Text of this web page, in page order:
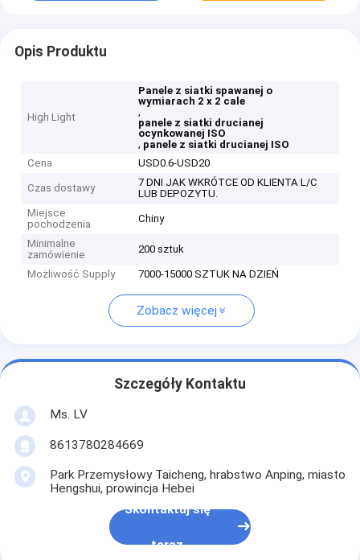
Opis Produktu
High Light
Panele z siatki spawanej o
wymiarach 2 x 2 cale
,
panele z siatki drucianej
ocynkowanej ISO
, panele z siatki drucianej ISO
Cena
USD0.6-USD20
Czas dostawy
7 DNI JAK WKRÓTCE OD KLIENTA L/C
LUB DEPOZYTU.
Miejsce
pochodzenia
Chiny
Minimalne
zamówienie
200 sztuk
Możliwość Supply 7000-15000 SZTUK NA DZIEŃ
Zobacz więcej
Szczegóły Kontaktu
Ms. LV
8613780284669
Park Przemysłowy Taicheng, hrabstwo Anping, miasto
Hengshui, prowincja Hebei
Skontaktuj się
teraz